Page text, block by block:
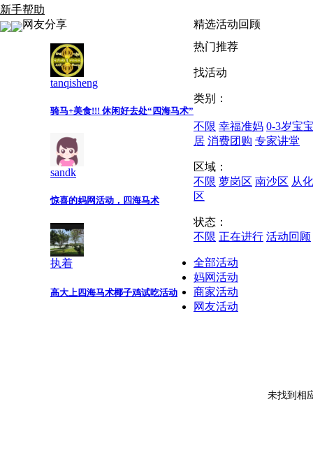
新手帮助
网友分享
tanqisheng
骑马+美食!!! 休闲好去处“四海马术”
sandk
惊喜的妈网活动，四海马术
执着
高大上四海马术椰子鸡试吃活动
精选活动回顾
热门推荐
找活动
类别：
不限 幸福准妈 0-3岁宝
居 消费团购 专家讲堂
区域：
不限 萝岗区 南沙区 从
区
状态：
不限 正在进行 活动回顾
全部活动
妈网活动
商家活动
网友活动
未找到相